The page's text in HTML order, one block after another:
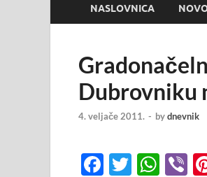
NASLOVNICA
Dubrovniku
4. veljače 2011. - bydnevnik
Fa
T
W